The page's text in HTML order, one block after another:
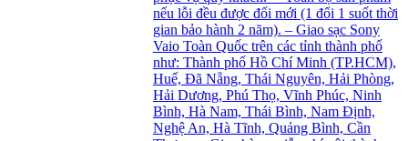
nếu lỗi đều được đổi mới (1 đổi 1 suốt thời
gian bảo hành 2 năm). – Giao sạc Sony
Vaio Toàn Quốc trên các tỉnh thành phố
như: Thành phố Hồ Chí Minh (TP.HCM),
Huế, Đã Nẵng, Thái Nguyên, Hải Phòng,
Hải Dương, Phú Thọ, Vĩnh Phúc, Ninh
Bình, Hà Nam, Thái Bình, Nam Định,
Nghệ An, Hà Tĩnh, Quảng Bình, Cần